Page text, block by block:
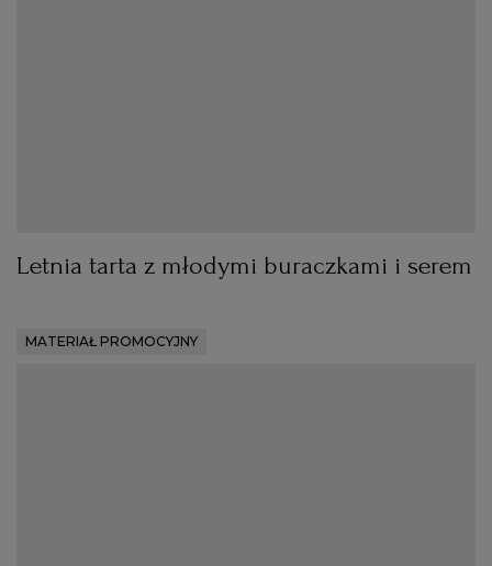
Letnia tarta z młodymi buraczkami i serem
MATERIAŁ PROMOCYJNY